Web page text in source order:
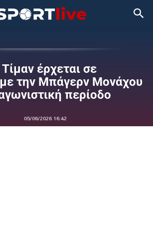
έρχεται σε
την Μπάγερν Μονάχου
περίοδο
05/06/2026 16:42